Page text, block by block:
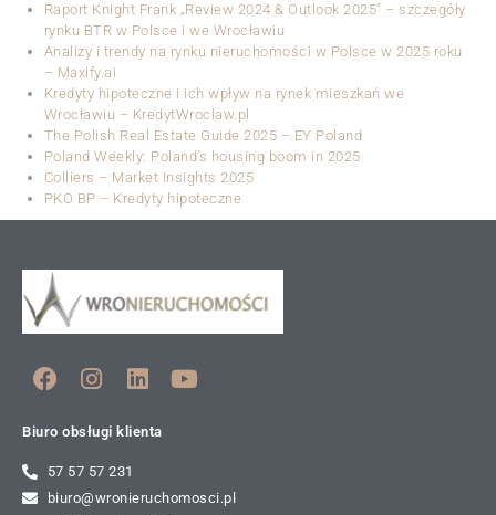
Raport Knight Frank „Review 2024 & Outlook 2025” – szczegóły
rynku BTR w Polsce i we Wrocławiu
Analizy i trendy na rynku nieruchomości w Polsce w 2025 roku
– Maxify.ai
Kredyty hipoteczne i ich wpływ na rynek mieszkań we
Wrocławiu – KredytWroclaw.pl
The Polish Real Estate Guide 2025 – EY Poland
Poland Weekly: Poland’s housing boom in 2025
Colliers – Market Insights 2025
PKO BP – Kredyty hipoteczne
Biuro obsługi klienta
57 57 57 231
biuro@wronieruchomosci.pl